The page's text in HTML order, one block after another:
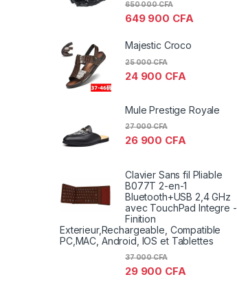
649 900 CFA
650 000CFA
Majestic Croco
24 900 CFA
25 000CFA
Mule Prestige Royale
26 900 CFA
27 000CFA
Clavier Sans fil Pliable
B077T 2-en-1
Bluetooth+USB 2,4 GHz
avec TouchPad Integre -
Finition
Exterieur,Rechargeable, Compatible
PC,MAC, Android, IOS et Tablettes
29 900 CFA
37 000CFA